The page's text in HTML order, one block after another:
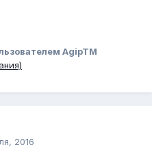
AgipTM
2016